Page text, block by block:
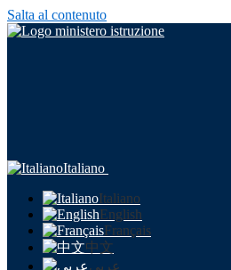
Salta al contenuto
Italiano
Italiano
English
Français
中文
عربى